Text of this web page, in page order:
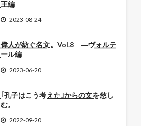
王編
2023-08-24
偉人が紡ぐ名文。Vol.8 ―ヴォルテ
ール編
2023-06-20
｢孔子はこう考えた｣からの文を慈し
む。
2022-09-20